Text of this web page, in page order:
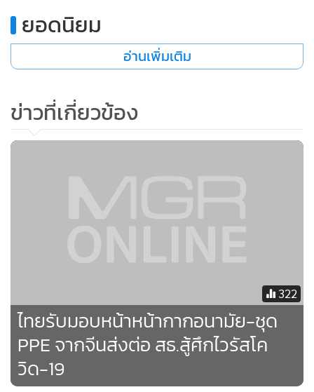
เพจแหม่มโพธิ์ดำ
“แหม่มโพธิ์ดำ” จับมาฟ้องสังคมออกสื่อให้ช่วยกันสืบหา
ขบวนการกักตุน หากินกับความยากลำบากของประชาชน หาซื้อ
ไม่ได้ แต่กลับมีขายในสื่อออนไลน์หรือตลาดมืด
จากคดีเสี่ยบอยสืบกันไปสืบกันมา ปรากฏหลักฐาน กระทรวง
พาณิชย์ เองก็ยอมรับบริหารหน้ากากอนามัยผิดพลาด อธิบดี
ยอดนิยม
อ่านเพิ่มเติม
ข่าวที่เกี่ยวข้อง
322
ไทยรับมอบหน้าหน้ากากอนามัย-ชุด
PPE จากจีนส่งต่อ สธ.สู้ศึกไวรัสโค
วิด-19